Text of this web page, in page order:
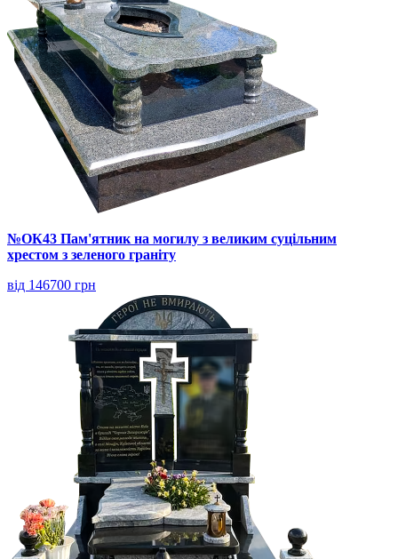
№ОК43 Пам'ятник на могилу з великим суцільним
хрестом з зеленого граніту
від 146700 грн